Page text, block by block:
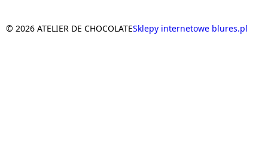
© 2026 ATELIER DE CHOCOLATESklepy internetowe blures.pl